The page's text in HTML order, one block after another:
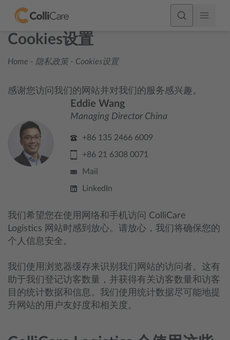
Cookies设置
Home - 隐私政策 - Cookies设置
感谢您访问我们的网站并对我们的服务感兴趣。
Eddie Wang
Managing Director China
+86 135 2466 6009
+86 21 6308 0071
Mail
LinkedIn
我们希望您在使用网络和手机访问 ColliCare
Logistics 网站时感到放心。请放心，我们将确保您的
个人信息安全。
我们使用浏览器缓存来识别我们网站的访问者。这有
助于我们登记访客数量，并获得有关访客数量和访客
目的统计数据和信息。我们使用统计数据尽可能地提
升网站的用户友好度和相关度。